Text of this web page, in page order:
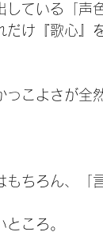
ている「声
け『歌心』
こよさが全
ちろん、「
ころ。